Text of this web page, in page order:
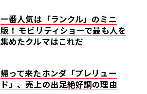
一番人気は「ランクル」のミニ
版！ モビリティショーで最も人を
集めたクルマはこれだ
帰って来たホンダ「プレリュー
ド」、売上の出足絶好調の理由